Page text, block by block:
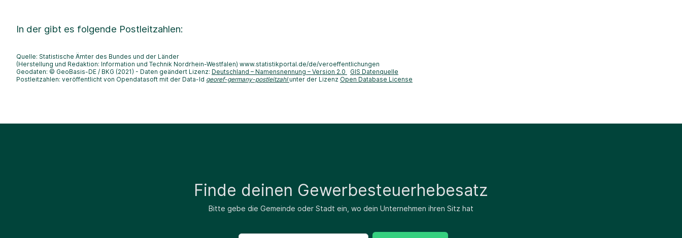
In der gibt es folgende Postleitzahlen:
Quelle: Statistische Ämter des Bundes und der Länder
(Herstellung und Redaktion: Information und Technik Nordrhein-Westfalen) www.statistikportal.de/de/veroeffentlichungen
Geodaten: © GeoBasis-DE / BKG (2021) - Daten geändert Lizenz: Deutschland – Namensnennung – Version 2.0
GIS Datenquelle
Postleitzahlen: veröffentlicht von Opendatasoft mit der Data-Id georef-germany-postleitzahl unter der Lizenz Open Database License
Finde deinen Gewerbesteuerhebesatz
Bitte gebe die Gemeinde oder Stadt ein, wo dein Unternehmen ihren Sitz hat